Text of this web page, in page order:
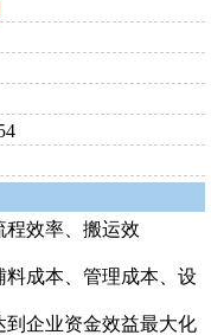
程效率、搬运效
成本、管理成本、设
企业资金效益最大化